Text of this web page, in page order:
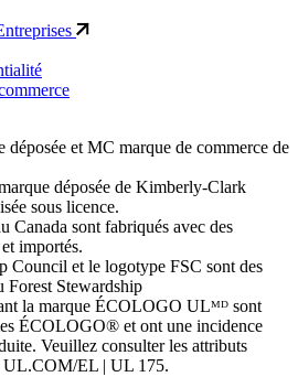
et MC marque de commerce de
déposée de Kimberly-Clark
sous licence.
Canada sont fabriqués avec des
importés.
Council et le logotype FSC sont des
Forest Stewardship
la marque ÉCOLOGO ULᴹᴰ sont
ÉCOLOGO® et ont une incidence
Veuillez consulter les attributs
UL.COM/EL | UL 175.